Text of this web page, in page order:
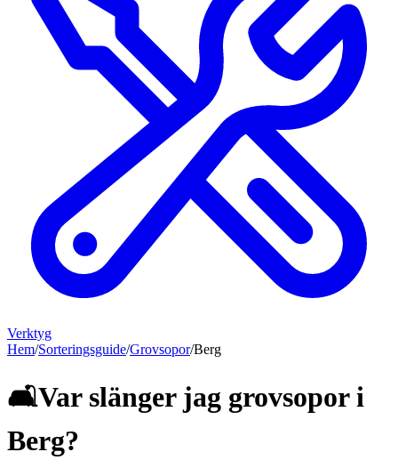
Verktyg
Hem/Sorteringsguide/Grovsopor/Berg
🛋️Var slänger jag grovsopori
Berg?